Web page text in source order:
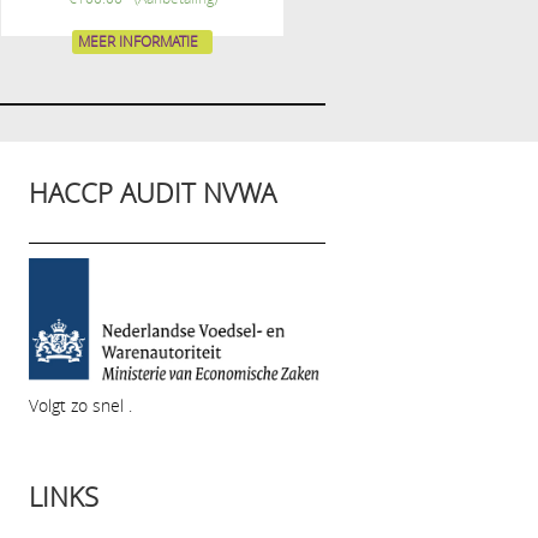
MEER INFORMATIE
HACCP AUDIT NVWA
Volgt zo snel .
LINKS